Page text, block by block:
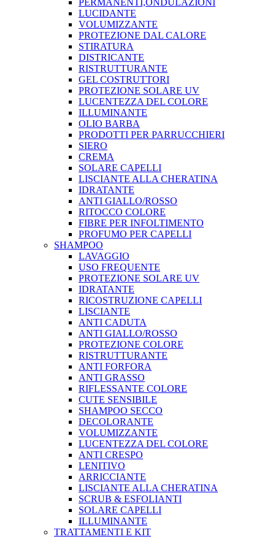
PERMANENTI,ONDULAZIONI
LUCIDANTE
VOLUMIZZANTE
PROTEZIONE DAL CALORE
STIRATURA
DISTRICANTE
RISTRUTTURANTE
GEL COSTRUTTORI
PROTEZIONE SOLARE UV
LUCENTEZZA DEL COLORE
ILLUMINANTE
OLIO BARBA
PRODOTTI PER PARRUCCHIERI
SIERO
CREMA
SOLARE CAPELLI
LISCIANTE ALLA CHERATINA
IDRATANTE
ANTI GIALLO/ROSSO
RITOCCO COLORE
FIBRE PER INFOLTIMENTO
PROFUMO PER CAPELLI
SHAMPOO
LAVAGGIO
USO FREQUENTE
PROTEZIONE SOLARE UV
IDRATANTE
RICOSTRUZIONE CAPELLI
LISCIANTE
ANTI CADUTA
ANTI GIALLO/ROSSO
PROTEZIONE COLORE
RISTRUTTURANTE
ANTI FORFORA
ANTI GRASSO
RIFLESSANTE COLORE
CUTE SENSIBILE
SHAMPOO SECCO
DECOLORANTE
VOLUMIZZANTE
LUCENTEZZA DEL COLORE
ANTI CRESPO
LENITIVO
ARRICCIANTE
LISCIANTE ALLA CHERATINA
SCRUB & ESFOLIANTI
SOLARE CAPELLI
ILLUMINANTE
TRATTAMENTI E KIT